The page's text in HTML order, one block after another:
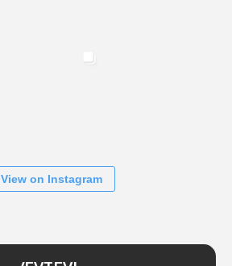
View on Instagram